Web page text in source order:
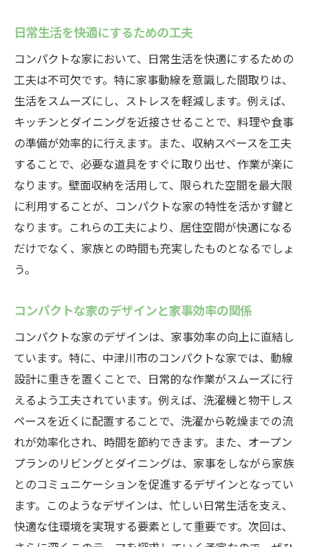
美しい家事動線を実現したデザイン
コンパクトな家の設計ポイント紹介
実際の住まいから得るアイデア
機能性を追求した家事動線の実例
自然に囲まれた岐阜県中津川市で楽しむコンパ
クトな家の暮らし
自然と暮らすための家事動線の工夫
中津川市の魅力を活かした暮らし方
自然の中で快適に過ごすための設計
コンパクトな家での自然との共生
日常生活を快適にするための工夫
コンパクトな家において、日常生活を快適にするための
工夫は不可欠です。特に家事動線を意識した間取りは、
生活をスムーズにし、ストレスを軽減します。例えば、
キッチンとダイニングを近接させることで、料理や食事
の準備が効率的に行えます。また、収納スペースを工夫
することで、必要な道具をすぐに取り出せ、作業が楽に
なります。壁面収納を活用して、限られた空間を最大限
に利用することが、コンパクトな家の特性を活かす鍵と
なります。これらの工夫により、居住空間が快適になる
だけでなく、家族との時間も充実したものとなるでしょ
う。
コンパクトな家のデザインと家事効率の関係
コンパクトな家のデザインは、家事効率の向上に直結し
ています。特に、中津川市のコンパクトな家では、動線
設計に重きを置くことで、日常的な作業がスムーズに行
えるよう工夫されています。例えば、洗濯機と物干しス
ペースを近くに配置することで、洗濯から乾燥までの流
れが効率化され、時間を節約できます。また、オープン
プランのリビングとダイニングは、家事をしながら家族
とのコミュニケーションを促進するデザインとなってい
ます。このようなデザインは、忙しい日常生活を支え、
快適な住環境を実現する要素として重要です。次回は、